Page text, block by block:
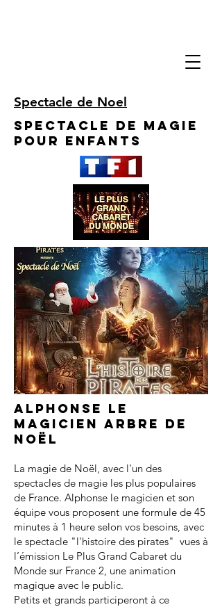
Spectacle de Noel
Spectacle de Magie
pour enfants
Alphonse le
magicien arbre de
noël
La magie de Noël, avec l'un des
spectacles de magie les plus populaires
de France. Alphonse le magicien et son
équipe vous proposent une formule de 45
minutes à 1 heure selon vos besoins, avec
le spectacle "l'histoire des pirates" vues à
l’émission Le Plus Grand Cabaret du
Monde sur France 2, une animation
magique avec le public.
Petits et grands participeront à ce